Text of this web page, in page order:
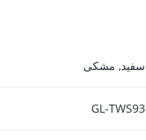
سفید, مشکی
GL-TWS93